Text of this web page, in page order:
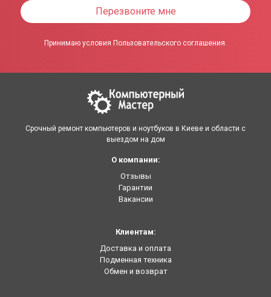
Перезвоните мне
Принимаю условия Пользовательского соглашения.
Срочный ремонт компьютеров и ноутбуков в Киеве и области с
выездом на дом
О компании:
Отзывы
Гарантии
Вакансии
Клиентам:
Доставка и оплата
Подменная техника
Обмен и возврат